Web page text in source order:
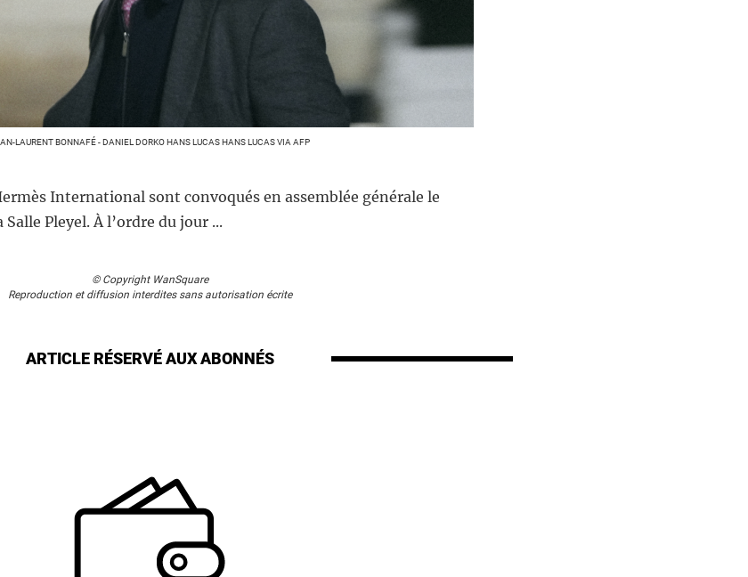
LAURENT BONNAFÉ - DANIEL DORKO HANS LUCAS HANS LUCAS VIA AFP
International sont convoqués en assemblée générale le
Pleyel. À l’ordre du jour ...
© Copyright WanSquare
Reproduction et diffusion interdites sans autorisation écrite
ARTICLE RÉSERVÉAUX ABONNÉS